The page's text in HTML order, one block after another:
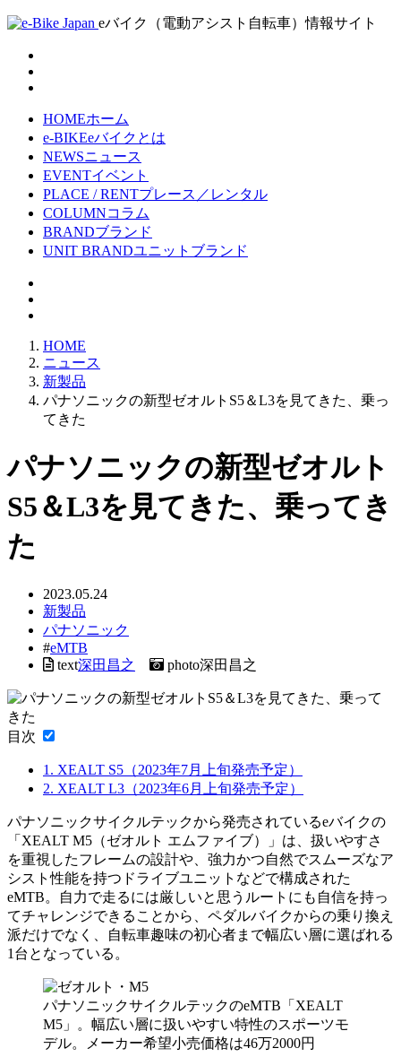
eバイク（電動アシスト自転車）情報サイト
HOMEホーム
e-BIKEeバイクとは
NEWSニュース
EVENTイベント
PLACE / RENTプレース／レンタル
COLUMNコラム
BRANDブランド
UNIT BRANDユニットブランド
HOME
ニュース
新製品
パナソニックの新型ゼオルトS5＆L3を見てきた、乗っ
てきた
パナソニックの新型ゼオルト
S5＆L3を見てきた、乗ってき
た
2023.05.24
新製品
パナソニック
#eMTB
text深田昌之 photo深田昌之
目次
1. XEALT S5（2023年7月上旬発売予定）
2. XEALT L3（2023年6月上旬発売予定）
パナソニックサイクルテックから発売されているeバイクの
「XEALT M5（ゼオルト エムファイブ）」は、扱いやすさ
を重視したフレームの設計や、強力かつ自然でスムーズなア
シスト性能を持つドライブユニットなどで構成された
eMTB。自力で走るには厳しいと思うルートにも自信を持っ
てチャレンジできることから、ペダルバイクからの乗り換え
派だけでなく、自転車趣味の初心者まで幅広い層に選ばれる
1台となっている。
パナソニックサイクルテックのeMTB「XEALT
M5」。幅広い層に扱いやすい特性のスポーツモ
デル。メーカー希望小売価格は46万2000円